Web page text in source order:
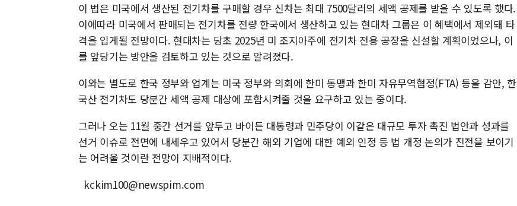
이 법은 미국에서 생산된 전기차를 구매할 경우 신차는 최대 7500달러의 세액 공제를 받을 수 있도록 했다.
이에따라 미국에서 판매되는 전기차를 전량 한국에서 생산하고 있는 현대차 그룹은 이 혜택에서 제외돼 타
격을 입게될 전망이다. 현대차는 당초 2025년 미 조지아주에 전기차 전용 공장을 신설할 계획이었으나, 이
를 앞당기는 방안을 검토하고 있는 것으로 알려졌다.
이와는 별도로 한국 정부와 업계는 미국 정부와 의회에 한미 동맹과 한미 자유무역협정(FTA) 등을 감안, 한
국산 전기차도 당분간 세액 공제 대상에 포함시켜줄 것을 요구하고 있는 중이다.
그러나 오는 11월 중간 선거를 앞두고 바이든 대통령과 민주당이 이같은 대규모 투자 촉진 법안과 성과를
선거 이슈로 전면에 내세우고 있어서 당분간 해외 기업에 대한 예외 인정 등 법 개정 논의가 진전을 보이기
는 어려울 것이란 전망이 지배적이다.
kckim100@newspim.com